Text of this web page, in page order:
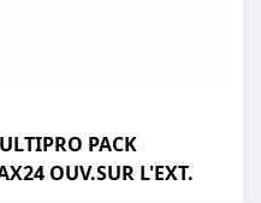
PACK
OUV.SUR L'EXT.